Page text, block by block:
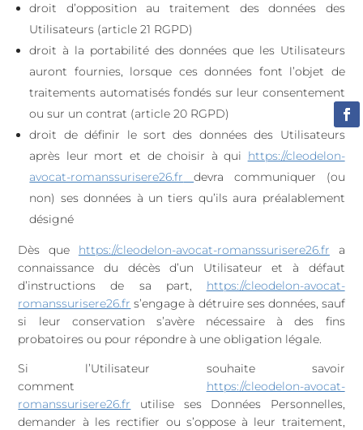
droit d’opposition au traitement des données des
Utilisateurs (article 21 RGPD)
droit à la portabilité des données que les Utilisateurs
auront fournies, lorsque ces données font l’objet de
traitements automatisés fondés sur leur consentement
ou sur un contrat (article 20 RGPD)
droit de définir le sort des données des Utilisateurs
après leur mort et de choisir à qui https://cleodelon-
avocat-romanssurisere26.fr
devra communiquer (ou
non) ses données à un tiers qu’ils aura préalablement
désigné
Dès que https://cleodelon-avocat-romanssurisere26.fr
a
connaissance du décès d’un Utilisateur et à défaut
d’instructions de sa part,
https://cleodelon-avocat-
romanssurisere26.fr s’engage à détruire ses données, sauf
si leur conservation s’avère nécessaire à des fins
probatoires ou pour répondre à une obligation légale.
Si l’Utilisateur souhaite savoir
comment
https://cleodelon-avocat-
romanssurisere26.fr
utilise ses Données Personnelles,
demander à les rectifier ou s’oppose à leur traitement,